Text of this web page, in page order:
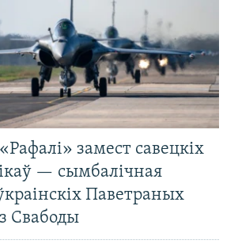
замест савецкіх
— сымбалічная
Паветраных
Свабоды